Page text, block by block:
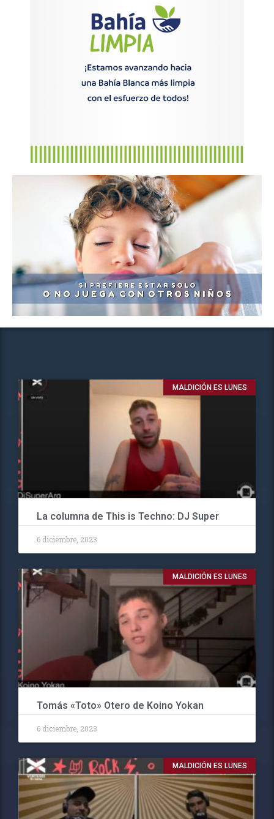
MALDICIÓN ES LUNES
La columna de This is Techno: DJ Super
6 diciembre, 2023
MALDICIÓN ES LUNES
Tomás «Toto» Otero de Koino Yokan
6 diciembre, 2023
MALDICIÓN ES LUNES